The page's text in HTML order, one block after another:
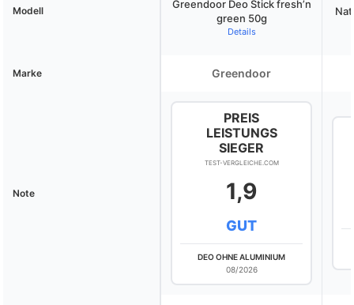
Modell
Greendoor Deo Stick fresh’n
green 50g
Details
Marke Greendoor
Note
PREIS
LEISTUNGS
SIEGER
TEST-VERGLEICHE.COM
1,9
GUT
DEO OHNE ALUMINIUM
08/2026